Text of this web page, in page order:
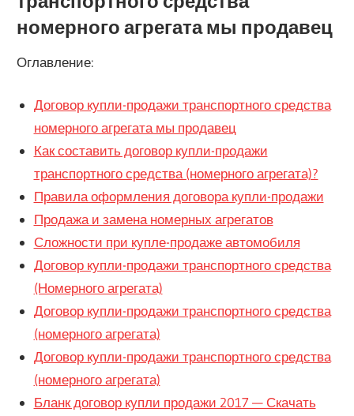
номерного агрегата мы продавец
Оглавление:
Договор купли-продажи транспортного средства
номерного агрегата мы продавец
Как составить договор купли-продажи
транспортного средства (номерного агрегата)?
Правила оформления договора купли-продажи
Продажа и замена номерных агрегатов
Сложности при купле-продаже автомобиля
Договор купли-продажи транспортного средства
(Номерного агрегата)
Договор купли-продажи транспортного средства
(номерного агрегата)
Договор купли-продажи транспортного средства
(номерного агрегата)
Бланк договор купли продажи 2017 — Скачать